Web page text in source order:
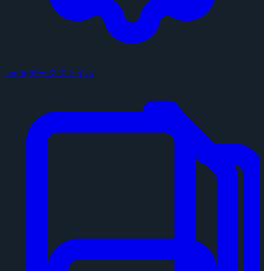
configデータファイル